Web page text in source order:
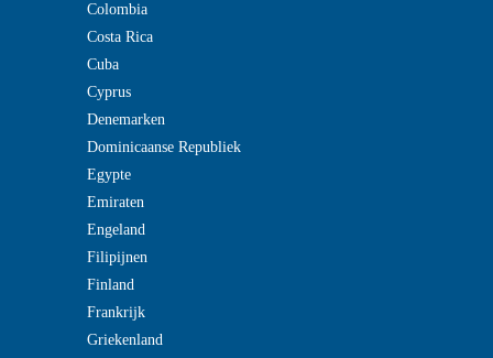
Colombia
Costa Rica
Cuba
Cyprus
Denemarken
Dominicaanse Republiek
Egypte
Emiraten
Engeland
Filipijnen
Finland
Frankrijk
Griekenland